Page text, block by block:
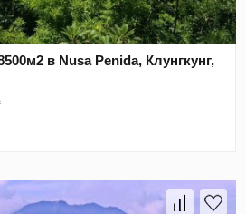
в Nusa Penida, Клунгкунг,